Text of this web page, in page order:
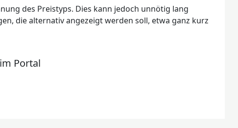
des Preistyps. Dies kann jedoch unnötig lang
die alternativ angezeigt werden soll, etwa ganz kurz
Portal